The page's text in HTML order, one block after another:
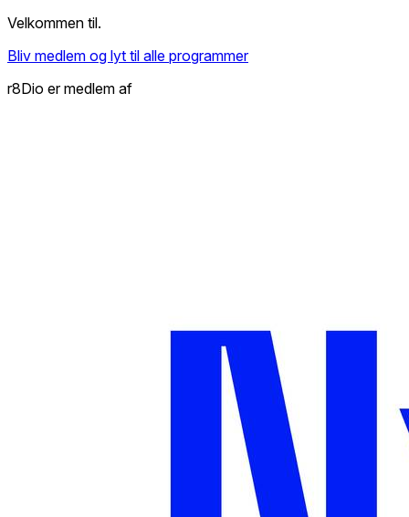
Velkommen til.
Bliv medlem og lyt til alle programmer
r8Dio er medlem af